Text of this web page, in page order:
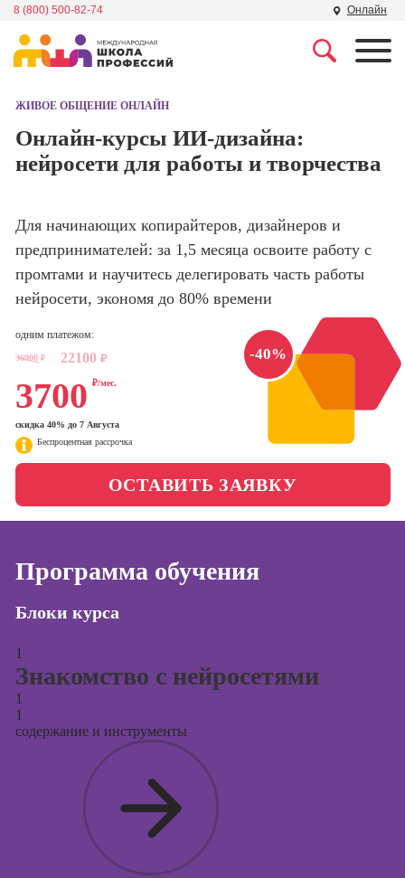
8 (800) 500-82-74 Онлайн
Школа дизайна
Школа психологии
Школа актерского
Школа бизнеса и
управления
Фотошкола
поисковой
оптимизации
сайтов)
Профессия
Интернет-
Профессия
Менеджер по
маркетингу в
социальных
сетях (SMM-
менеджер)
Профессия
Специалист по
таргетингу
контента
ЖИВОЕ ОБЩЕНИЕ ОНЛАЙН
Онлайн-курсы ИИ-дизайна:
нейросети для работы и творчества
Для начинающих копирайтеров, дизайнеров и
предпринимателей: за 1,5 месяца освоите работу с
промтами и научитесь делегировать часть работы
нейросети, экономя до 80% времени
-40%
одним платежом:
36900 ₽ 22100 ₽
3700 ₽/мес.
скидка 40% до 7 Августа
Беспроцентная рассрочка
ОСТАВИТЬ ЗАЯВКУ
Программа обучения
Блоки курса
1
Знакомство с нейросетями
1
1
содержание и инструменты